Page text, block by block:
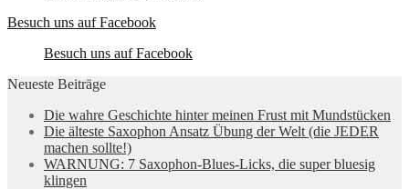
Besuch uns auf Facebook
Besuch uns auf Facebook
Neueste Beiträge
Die wahre Geschichte hinter meinen Frust mit Mundstücken
Die älteste Saxophon Ansatz Übung der Welt (die JEDER
machen sollte!)
WARNUNG: 7 Saxophon-Blues-Licks, die super bluesig
klingen